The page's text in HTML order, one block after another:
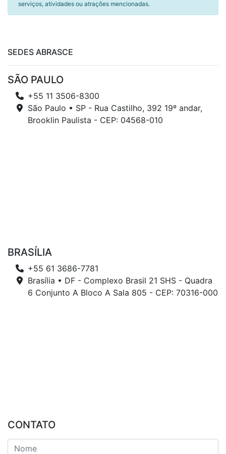
serviços, atividades ou atrações mencionadas.
SEDES ABRASCE
SÃO PAULO
+55 11 3506-8300
São Paulo • SP - Rua Castilho, 392 19º andar,
Brooklin Paulista - CEP: 04568-010
BRASÍLIA
+55 61 3686-7781
Brasília • DF - Complexo Brasil 21 SHS - Quadra
6 Conjunto A Bloco A Sala 805 - CEP: 70316-000
CONTATO